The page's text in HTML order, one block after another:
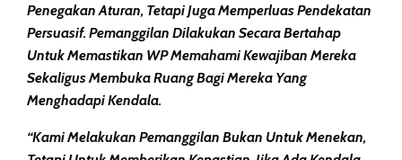
Penegakan Aturan, Tetapi Juga Memperluas Pendekatan
Persuasif. Pemanggilan Dilakukan Secara Bertahap
Untuk Memastikan WP Memahami Kewajiban Mereka
Sekaligus Membuka Ruang Bagi Mereka Yang
Menghadapi Kendala.
“Kami Melakukan Pemanggilan Bukan Untuk Menekan,